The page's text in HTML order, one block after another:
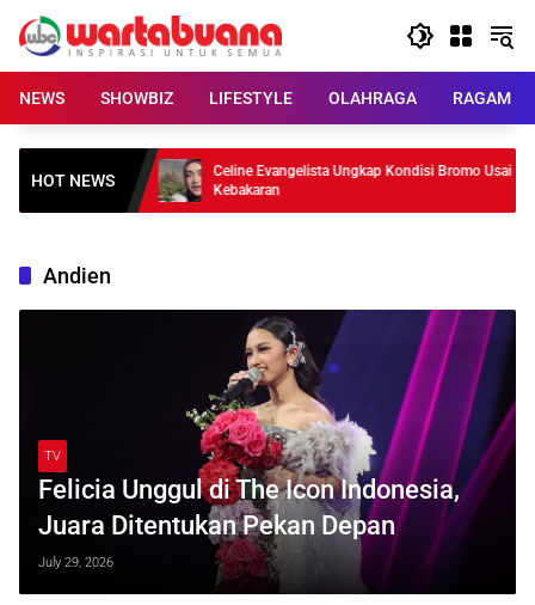
content
NEWS
SHOWBIZ LIFESTYLE OLAHRAGA RAGAM
HOT NEWS
Carrick Beri
Celine Evangelista Ungkap Kondisi Bromo Usai
Kebakaran
Andien
TV
Felicia Unggul di The Icon Indonesia,
Juara Ditentukan Pekan Depan
July 29, 2026